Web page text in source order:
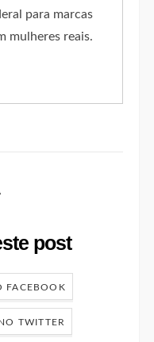
para marcas
mulheres reais.
post
FACEBOOK
TWITTER